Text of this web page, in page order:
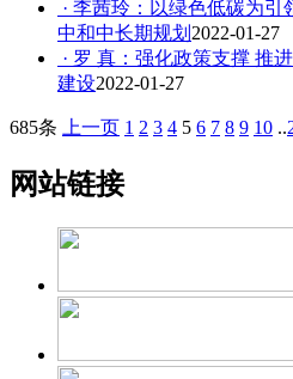
· 李茜玲：以绿色低碳为
中和中长期规划 2022-01-27
· 罗 真：强化政策支撑 推
建设2022-01-27
685条 上一页 1 2 3 4 5 6 7 8 9 10 ..
网站链接